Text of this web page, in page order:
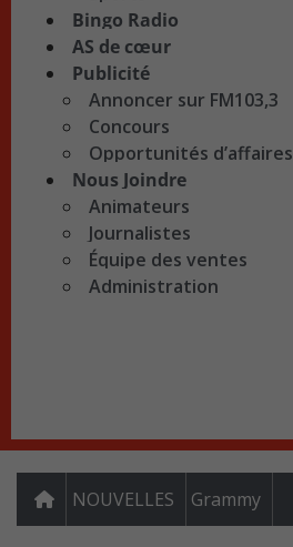
Bingo Radio
AS de cœur
Publicité
Annoncer sur FM103,3
Concours
Opportunités d’affaires
Nous Joindre
Animateurs
Journalistes
Équipe des ventes
Administration
NOUVELLES Grammy